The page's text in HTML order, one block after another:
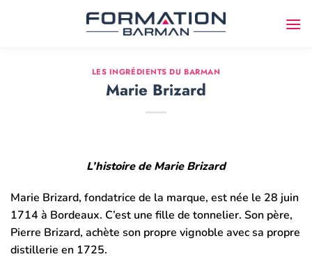
LES INGRÉDIENTS DU BARMAN
Marie Brizard
L’histoire de Marie Brizard
Marie Brizard, fondatrice de la marque, est née le 28 juin
1714 à Bordeaux. C’est une fille de tonnelier. Son père,
Pierre Brizard, achète son propre vignoble avec sa propre
distillerie en 1725.